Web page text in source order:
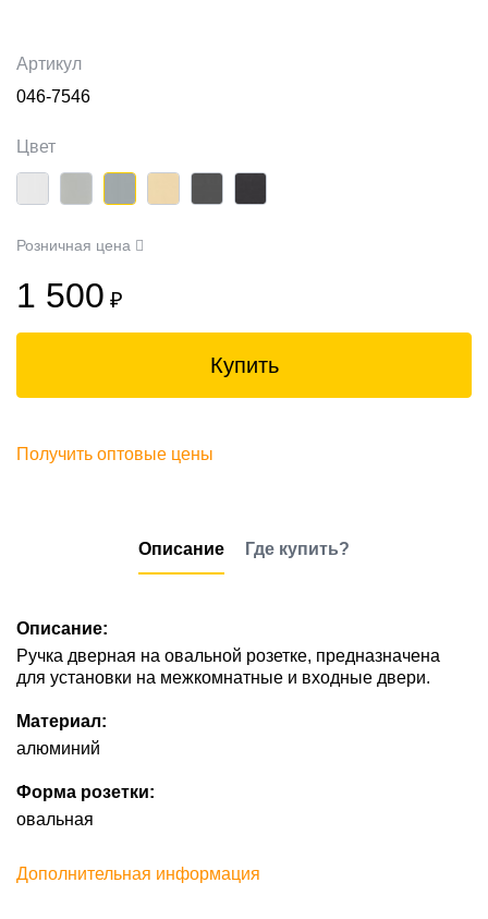
Артикул
046-7546
Цвет
Розничная цена
1 500 ₽
Купить
Получить оптовые цены
Описание Где купить?
Описание:
Ручка дверная на овальной розетке, предназначена
для установки на межкомнатные и входные двери.
Материал:
алюминий
Форма розетки:
овальная
Дополнительная информация